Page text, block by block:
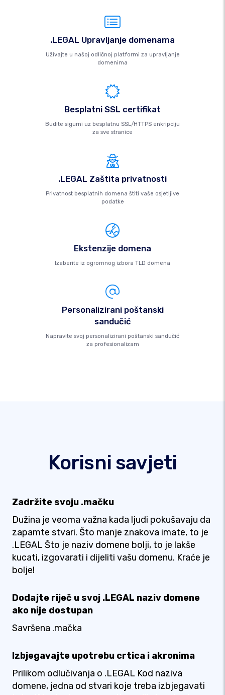
.LEGAL Upravljanje domenama
Uživajte u našoj odličnoj platformi za upravljanje
domenima
Besplatni SSL certifikat
Budite sigurni uz besplatnu SSL/HTTPS enkripciju
za sve stranice
.LEGAL Zaštita privatnosti
Privatnost besplatnih domena štiti vaše osjetljive
podatke
Ekstenzije domena
Izaberite iz ogromnog izbora TLD domena
Personalizirani poštanski
sandučić
Napravite svoj personalizirani poštanski sandučić
za profesionalizam
Korisni savjeti
Zadržite svoju .mačku
Dužina je veoma važna kada ljudi pokušavaju da
zapamte stvari. Što manje znakova imate, to je
.LEGAL Što je naziv domene bolji, to je lakše
kucati, izgovarati i dijeliti vašu domenu. Kraće je
bolje!
Dodajte riječ u svoj .LEGAL naziv domene
ako nije dostupan
Savršena .mačka
Izbjegavajte upotrebu crtica i akronima
Prilikom odlučivanja o .LEGAL Kod naziva
domene, jedna od stvari koje treba izbjegavati